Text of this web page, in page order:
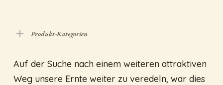
Produkt-Kategorien
Auf der Suche nach einem weiteren attraktiven
Weg unsere Ernte weiter zu veredeln, war dies